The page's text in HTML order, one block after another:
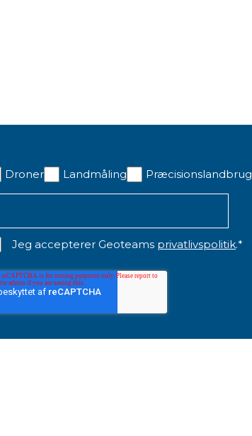
Droner Landmåling Præcisionslandbrug
Jeg accepterer Geoteams privatlivspolitik.*